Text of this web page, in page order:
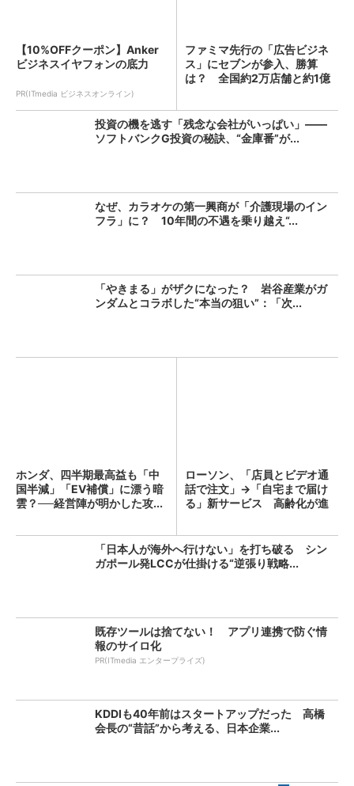
【10%OFFクーポン】Anker
ビジネスイヤフォンの底力
PR(ITmedia ビジネスオンライン)
ファミマ先行の「広告ビジネ
ス」にセブンが参入、勝算
は？ 全国約2万店舗と約1億
投資の機を逃す「残念な会社がいっぱい」――
ソフトバンクG投資の秘訣、“金庫番”が...
なぜ、カラオケの第一興商が「介護現場のイン
フラ」に？ 10年間の不遇を乗り越え“...
「やきまる」がザクになった？ 岩谷産業がガ
ンダムとコラボした“本当の狙い”：「次...
ホンダ、四半期最高益も「中
国半減」「EV補償」に漂う暗
雲？──経営陣が明かした攻...
ローソン、「店員とビデオ通
話で注文」→「自宅まで届け
る」新サービス 高齢化が進
「日本人が海外へ行けない」を打ち破る シン
ガポール発LCCが仕掛ける“逆張り戦略...
既存ツールは捨てない！ アプリ連携で防ぐ情
報のサイロ化
PR(ITmedia エンタープライズ)
KDDIも40年前はスタートアップだった 高橋
会長の“昔話”から考える、日本企業...